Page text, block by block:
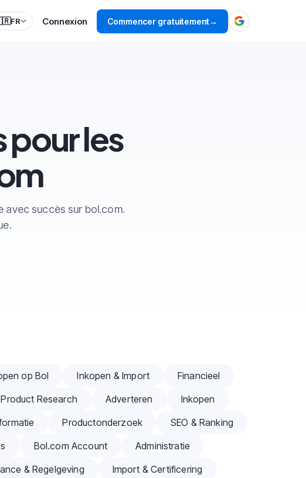
FR Connexion Commencer gratuitement→
pour les
avec succès sur bol.com.
op Bol Inkopen & Import
Financieel
Product Research Adverteren
Inkopen
Productonderzoek
SEO & Ranking
Bol.com Account
Administratie
& Regelgeving
Import & Certificering